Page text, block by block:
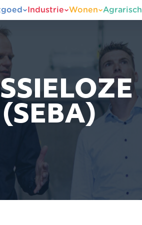
Industrie Wonen Agrarisch